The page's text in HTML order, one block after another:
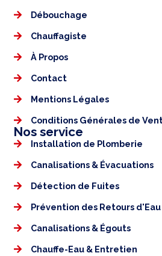
Débouchage
Chauffagiste
À Propos
Contact
Mentions Légales​
Conditions Générales de
Nos service
Installation de Plomberie
Canalisations & Évacuations
Détection de Fuites
Prévention des Retours d'Eau
Canalisations & Égouts
Chauffe-Eau & Entretien